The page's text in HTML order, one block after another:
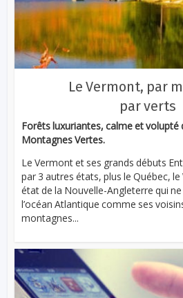
Le Vermont, par
par verts
Forêts luxuriantes, calme et volupté
Montagnes Vertes.
Le Vermont et ses grands débuts
par 3 autres états, plus le Québec,
état de la Nouvelle-Angleterre qui
l’océan Atlantique comme ses
montagnes...